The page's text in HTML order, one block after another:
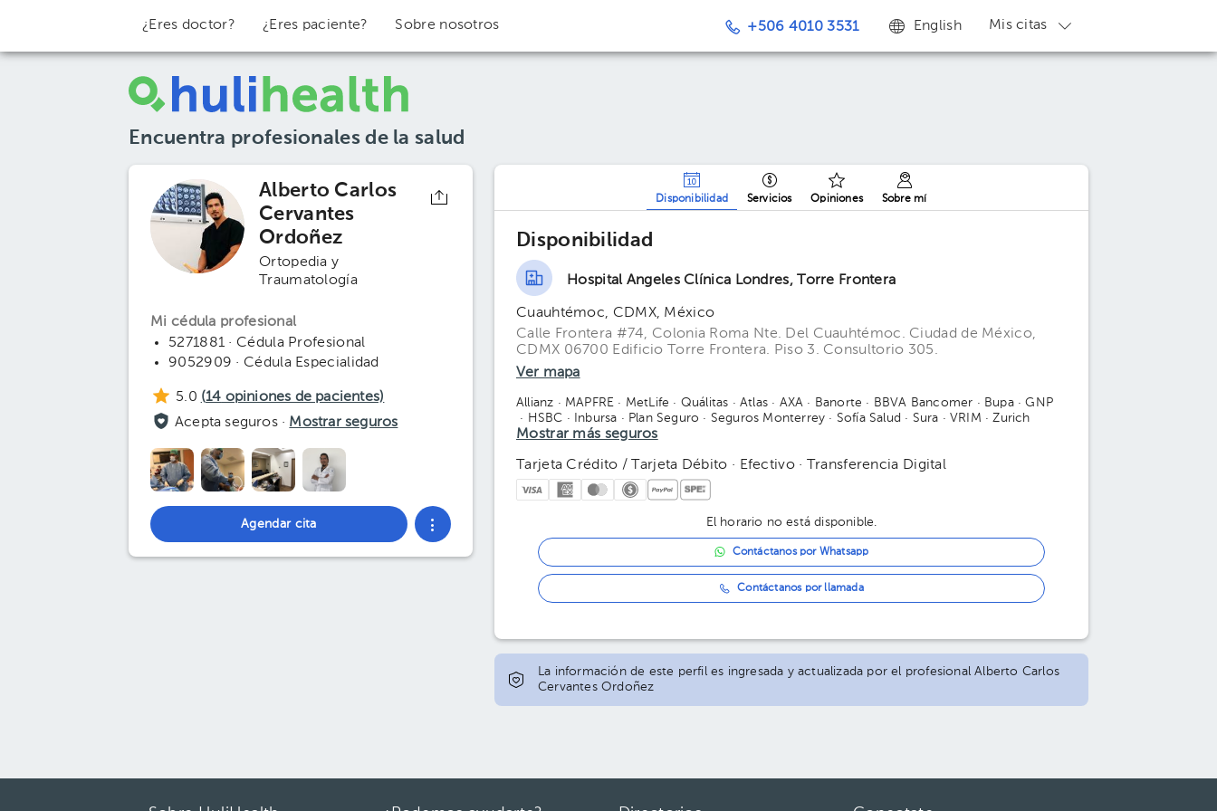
¿Eres doctor? ¿Eres paciente? Sobre nosotros +506 4010 3531 English Mis citas
Encuentra profesionales de la salud
Alberto Carlos
Cervantes
Ordoñez
Ortopedia y
Traumatología
Mi cédula profesional
5271881 · Cédula Profesional
9052909 · Cédula Especialidad
5.0 (14 opiniones de pacientes)
Acepta seguros · Mostrar seguros
Agendar cita
Disponibilidad Servicios Opiniones Sobre mí
Disponibilidad
Hospital Angeles Clínica Londres, Torre Frontera
Cuauhtémoc, CDMX, México
Calle Frontera #74, Colonia Roma Nte. Del Cuauhtémoc. Ciudad de México,
CDMX 06700 Edificio Torre Frontera. Piso 3. Consultorio 305.
Ver mapa
Allianz · MAPFRE · MetLife · Quálitas · Atlas · AXA · Banorte · BBVA Bancomer · Bupa· GNP
· HSBC · Inbursa · Plan Seguro · Seguros Monterrey · Sofía Salud · Sura · VRIM · Zurich
· American Fidelity
Mostrar más seguros
Tarjeta Crédito / Tarjeta Débito · Efectivo · Transferencia Digital
El horario no está disponible.
Contáctanos por Whatsapp
Contáctanos por llamada
La información de este perfil es ingresada y actualizada por el profesional Alberto Carlos
Cervantes Ordoñez